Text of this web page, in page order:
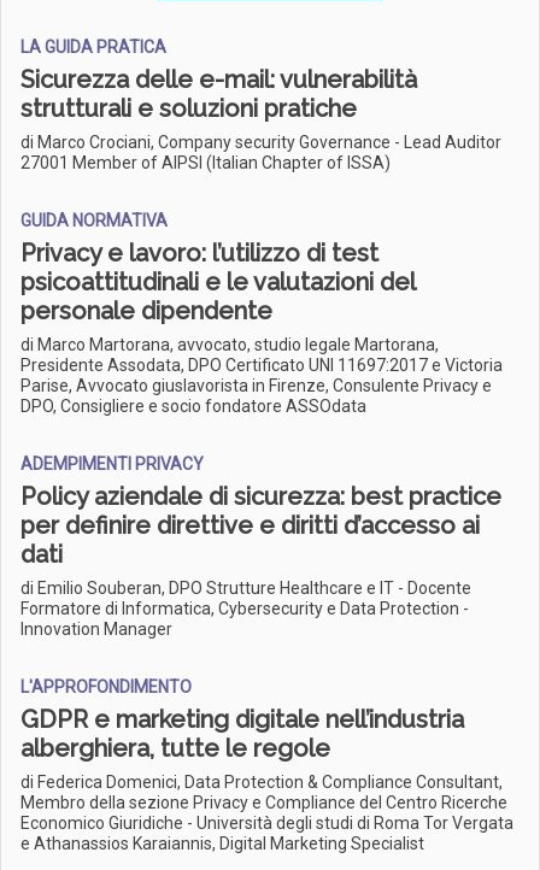
LA GUIDA PRATICA
Sicurezza delle e-mail: vulnerabilità
strutturali e soluzioni pratiche
di Marco Crociani, Company security Governance - Lead Auditor
27001 Member of AIPSI (Italian Chapter of ISSA)
GUIDA NORMATIVA
Privacy e lavoro: l’utilizzo di test
psicoattitudinali e le valutazioni del
personale dipendente
di Marco Martorana, avvocato, studio legale Martorana,
Presidente Assodata, DPO Certificato UNI 11697:2017 e Victoria
Parise, Avvocato giuslavorista in Firenze, Consulente Privacy e
DPO, Consigliere e socio fondatore ASSOdata
ADEMPIMENTI PRIVACY
Policy aziendale di sicurezza: best practice
per definire direttive e diritti d’accesso ai
dati
di Emilio Souberan, DPO Strutture Healthcare e IT - Docente
Formatore di Informatica, Cybersecurity e Data Protection -
Innovation Manager
L'APPROFONDIMENTO
GDPR e marketing digitale nell’industria
alberghiera, tutte le regole
di Federica Domenici, Data Protection & Compliance Consultant,
Membro della sezione Privacy e Compliance del Centro Ricerche
Economico Giuridiche - Università degli studi di Roma Tor Vergata
e Athanassios Karaiannis, Digital Marketing Specialist